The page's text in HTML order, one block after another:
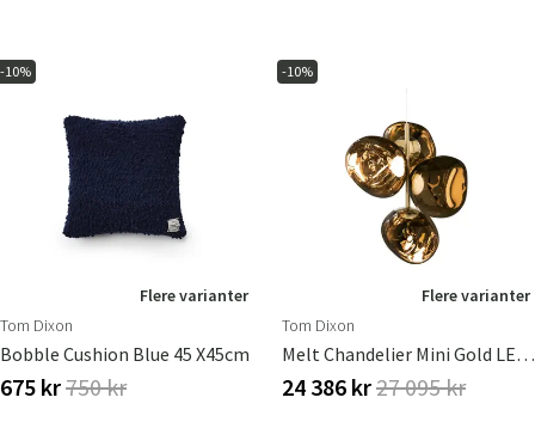
-10%
Flere varianter
Tom Dixon
Bobble Cushion Blue 45 X45cm
675 kr750 kr
-10%
Flere varianter
Tom Dixon
Melt Chandelier Mini Gold LED CB
24 386 kr27 095 kr